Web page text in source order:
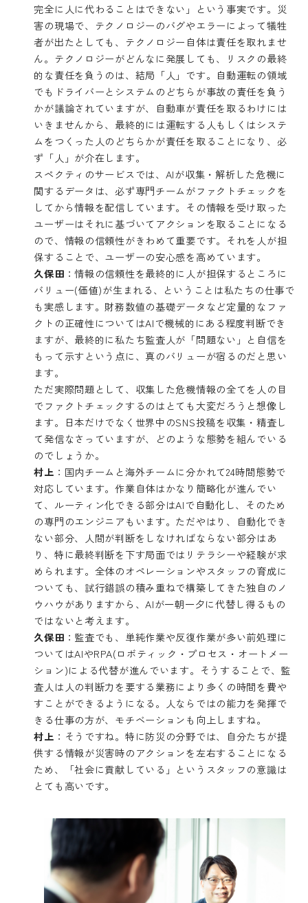
完全に人に代わることはできない」という事実です。災
害の現場で、テクノロジーのバグやエラーによって犠牲
者が出たとしても、テクノロジー自体は責任を取れませ
ん。テクノロジーがどんなに発展しても、リスクの最終
的な責任を負うのは、結局「人」です。自動運転の領域
でもドライバーとシステムのどちらが事故の責任を負う
かが議論されていますが、自動車が責任を取るわけには
いきませんから、最終的には運転する人もしくはシステ
ムをつくった人のどちらかが責任を取ることになり、必
ず「人」が介在します。
スペクティのサービスでは、AIが収集・解析した危機に
関するデータは、必ず専門チームがファクトチェックを
してから情報を配信しています。その情報を受け取った
ユーザーはそれに基づいてアクションを取ることになる
ので、情報の信頼性がきわめて重要です。それを人が担
保することで、ユーザーの安心感を高めています。
久保田 ：情報の信頼性を最終的に人が担保するところに
バリュー(価値)が生まれる、ということは私たちの仕事で
も実感します。財務数値の基礎データなど定量的なファ
クトの正確性についてはAIで機械的にある程度判断でき
ますが、最終的に私たち監査人が「問題ない」と自信を
もって示すという点に、真のバリューが宿るのだと思い
ます。
ただ実際問題として、収集した危機情報の全てを人の目
でファクトチェックするのはとても大変だろうと想像し
ます。日本だけでなく世界中のSNS投稿を収集・精査し
て発信なさっていますが、どのような態勢を組んでいる
のでしょうか。
村上 ：国内チームと海外チームに分かれて24時間態勢で
対応しています。作業自体はかなり簡略化が進んでい
て、ルーティン化できる部分はAIで自動化し、そのため
の専門のエンジニアもいます。ただやはり、自動化でき
ない部分、人間が判断をしなければならない部分はあ
り、特に最終判断を下す局面ではリテラシーや経験が求
められます。全体のオペレーションやスタッフの育成に
ついても、試行錯誤の積み重ねで構築してきた独自のノ
ウハウがありますから、AIが一朝一夕に代替し得るもの
ではないと考えます。
久保田 ：監査でも、単純作業や反復作業が多い前処理に
ついてはAIやRPA(ロボティック・プロセス・オートメー
ション)による代替が進んでいます。そうすることで、監
査人は人の判断力を要する業務により多くの時間を費や
すことができるようになる。人ならではの能力を発揮で
きる仕事の方が、モチベーションも向上しますね。
村上 ：そうですね。特に防災の分野では、自分たちが提
供する情報が災害時のアクションを左右することになる
ため、「社会に貢献している」というスタッフの意識は
とても高いです。